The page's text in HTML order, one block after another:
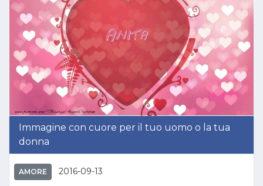
Immagine con cuore per il tuo uomo o la tua
donna
AMORE 2016-09-13